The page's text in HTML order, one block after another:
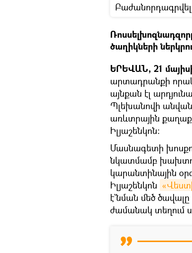
Բաժանորդագրվել
ծաղիկների
ԵՐԵՎԱՆ, 21
արտադրանքի
այնքան էլ
Պլեխանովի
առևտրային
Իլյաշենկոն:
Մասնագետի
նկատմամբ
կարանտինային
Իլյաշենկոն
է`նման մեծ
ժամանակ տեղում